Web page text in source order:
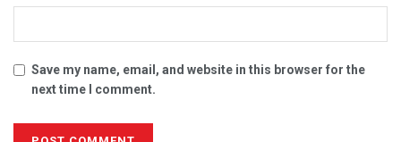
Save my name, email, and website in this browser for the
next time I comment.